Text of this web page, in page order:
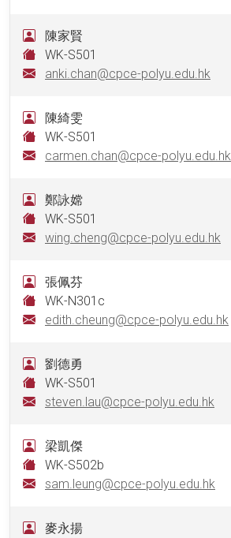
陳家賢
WK-S501
anki.chan@cpce-polyu.edu.hk
陳綺雯
WK-S501
carmen.chan@cpce-polyu.edu.hk
鄭詠嫦
WK-S501
wing.cheng@cpce-polyu.edu.hk
張佩芬
WK-N301c
edith.cheung@cpce-polyu.edu.hk
劉德勇
WK-S501
steven.lau@cpce-polyu.edu.hk
梁凱傑
WK-S502b
sam.leung@cpce-polyu.edu.hk
麥永揚